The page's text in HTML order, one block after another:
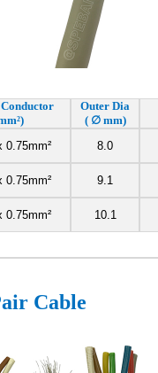
Outer Dia
(∅ mm)
0.75mm² 8.0
0.75mm² 9.1
0.75mm² 10.1
Cable